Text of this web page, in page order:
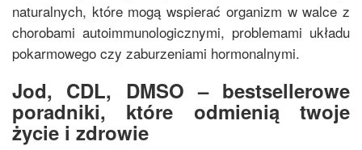
naturalnych, które mogą wspierać organizm w walce z
chorobami autoimmunologicznymi, problemami układu
pokarmowego czy zaburzeniami hormonalnymi.
Jod, CDL, DMSO – bestsellerowe
poradniki, które odmienią twoje
życie i zdrowie